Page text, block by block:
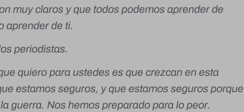
muy claros y que todos podemos aprender de
aprender de ti.
periodistas.
quiero para ustedes es que crezcan en esta
estamos seguros, y que estamos seguros porque
guerra. Nos hemos preparado para lo peor.